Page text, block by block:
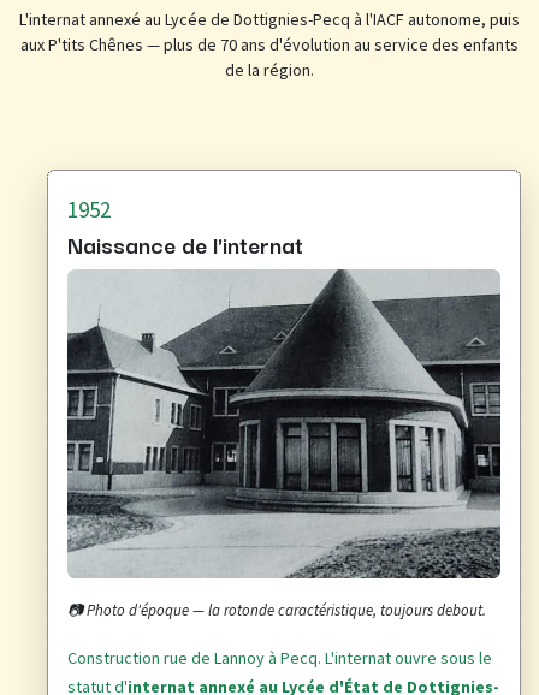
L'internat annexé au Lycée de Dottignies-Pecq à l'IACF autonome, puis
aux P'tits Chênes — plus de 70 ans d'évolution au service des enfants
de la région.
1952
Naissance de l'internat
📷 Photo d'époque — la rotonde caractéristique, toujours debout.
Construction rue de Lannoy à Pecq. L'internat ouvre sous le
statut d'internat annexé au Lycée d'État de Dottignies-